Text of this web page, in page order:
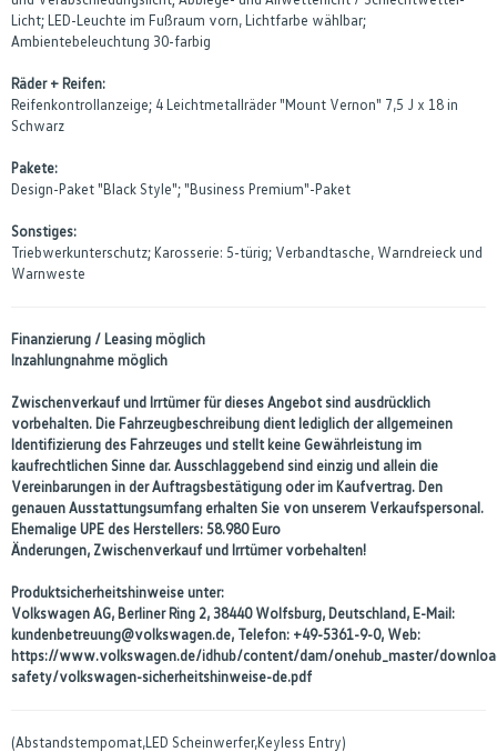
Licht; LED-Leuchte im Fußraum vorn, Lichtfarbe wählbar;
Ambientebeleuchtung 30-farbig
Räder + Reifen:
Reifenkontrollanzeige; 4 Leichtmetallräder "Mount Vernon" 7,5 J x 18 in
Schwarz
Pakete:
Design-Paket "Black Style"; "Business Premium"-Paket
Sonstiges:
Triebwerkunterschutz; Karosserie: 5-türig; Verbandtasche, Warndreieck und
Warnweste
Finanzierung / Leasing möglich
Inzahlungnahme möglich
Zwischenverkauf und Irrtümer für dieses Angebot sind ausdrücklich
vorbehalten. Die Fahrzeugbeschreibung dient lediglich der allgemeinen
Identifizierung des Fahrzeuges und stellt keine Gewährleistung im
kaufrechtlichen Sinne dar. Ausschlaggebend sind einzig und allein die
Vereinbarungen in der Auftragsbestätigung oder im Kaufvertrag. Den
genauen Ausstattungsumfang erhalten Sie von unserem Verkaufspersonal.
Ehemalige UPE des Herstellers: 58.980 Euro
Änderungen, Zwischenverkauf und Irrtümer vorbehalten!
Produktsicherheitshinweise unter:
Volkswagen AG, Berliner Ring 2, 38440 Wolfsburg, Deutschland, E-Mail:
kundenbetreuung@volkswagen.de, Telefon: +49-5361-9-0, Web:
https://www.volkswagen.de/idhub/content/dam/onehub_master/
safety/volkswagen-sicherheitshinweise-de.pdf
(Abstandstempomat,LED Scheinwerfer,Keyless Entry)